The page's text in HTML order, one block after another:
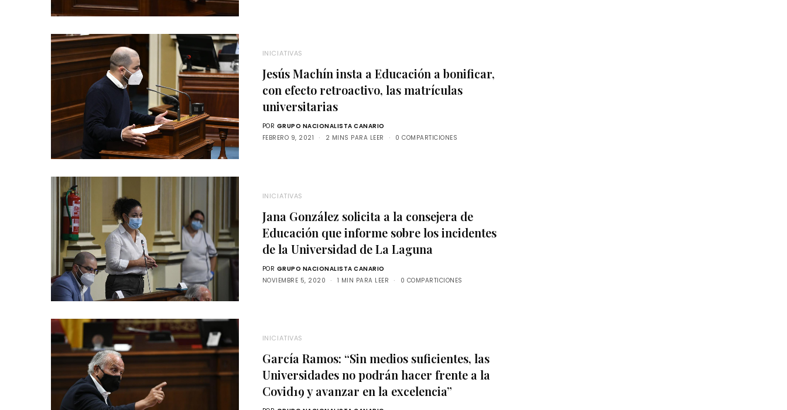
INICIATIVAS
Jesús Machín insta a Educación a bonificar,
con efecto retroactivo, las matrículas
universitarias
POR GRUPO NACIONALISTA CANARIO
FEBRERO 9, 2021
2 MINS PARA LEER 0 COMPARTICIONES
INICIATIVAS
Jana González solicita a la consejera de
Educación que informe sobre los incidentes
de la Universidad de La Laguna
POR GRUPO NACIONALISTA CANARIO
NOVIEMBRE 5, 2020
1 MIN PARA LEER 0 COMPARTICIONES
INICIATIVAS
García Ramos: “Sin medios suficientes, las
Universidades no podrán hacer frente a la
Covid19 y avanzar en la excelencia”